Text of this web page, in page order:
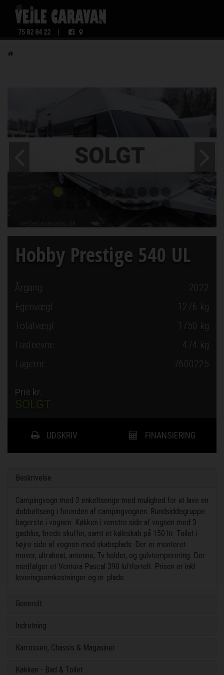
75 82 84 22
Hobby Prestige 540 UL
Årgang
2022
Egenvægt
1276 kg
Totalvægt
1750 kg
Lasteevne
474 kg
Lagernr.
7600225
Pris kr.
SOLGT
UDSKRIV FINANSIERING
Beskrivelse
Campingvogn med 2 enkeltsenge med mulighed for at lave en
dobbeltseng i forenden af campingvognen. Rundsiddegruppe
bagerste i vognen. Køkken i venstre side af vognen med 3
gasblus, brede skuffer, samt et køleskab på 150 ltr. Toilet i
højre side af vognen med skabsplads. Der er monteret
mover, ultraheat, antenne, Tv holder, og gulvtemperering. Der
medfølger et Ventura Pascal 390 luftfortelt. Prisen er inkl.
leveringsomkostninger og nr. plade.
Generelt
Indretning
Karrosseri, Chassis & Magasiner
Køkken - Bad & Toilet